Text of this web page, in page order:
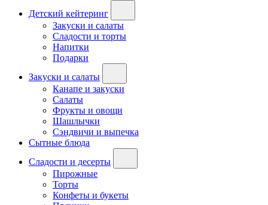
Детский кейтеринг
Закуски и салаты
Сладости и торты
Напитки
Подарки
Закуски и салаты
Канапе и закуски
Салаты
Фрукты и овощи
Шашлычки
Сэндвичи и выпечка
Сытные блюда
Сладости и десерты
Пирожные
Торты
Конфеты и букеты